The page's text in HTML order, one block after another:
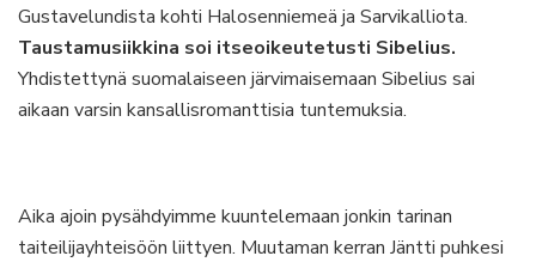
Gustavelundista kohti Halosenniemeä ja Sarvikalliota.
Taustamusiikkina soi itseoikeutetusti Sibelius.
Yhdistettynä suomalaiseen järvimaisemaan Sibelius sai
aikaan varsin kansallisromanttisia tuntemuksia.
Aika ajoin pysähdyimme kuuntelemaan jonkin tarinan
taiteilijayhteisöön liittyen. Muutaman kerran Jäntti puhkesi